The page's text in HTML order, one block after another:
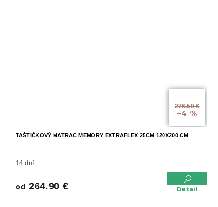
276.50 €
–4 %
TAŠTIČKOVÝ MATRAC MEMORY EXTRAFLEX 25CM 120X200 CM
14 dní
od 264.90 € Detail